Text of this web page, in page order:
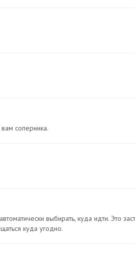
соперника.
выбирать, куда идти. Это
куда угодно.